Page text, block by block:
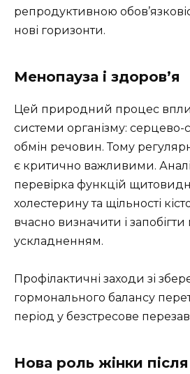
репродуктивною
нові горизонти.
Менопауза і здоров’я
Цей природний процес
системи організму: серцево-
обмін речовин. Тому
є критично важливими.
перевірка функцій
холестерину та щільності
вчасно визначити і
ускладненням.
Профілактичні заходи зі
гормонального балансу
період у безстресове
Нова роль жінки